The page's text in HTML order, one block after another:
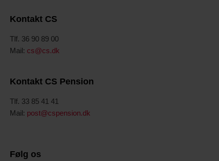
Kontakt CS
Tlf. 36 90 89 00
Mail: cs@cs.dk
Kontakt CS Pension
Tlf. 33 85 41 41
Mail: post@cspension.dk
Følg os